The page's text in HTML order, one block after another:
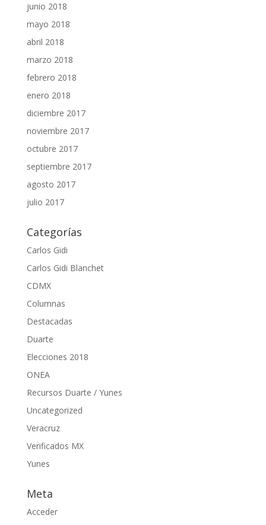
junio 2018
mayo 2018
abril 2018
marzo 2018
febrero 2018
enero 2018
diciembre 2017
noviembre 2017
octubre 2017
septiembre 2017
agosto 2017
julio 2017
Categorías
Carlos Gidi
Carlos Gidi Blanchet
CDMX
Columnas
Destacadas
Duarte
Elecciones 2018
ONEA
Recursos Duarte / Yunes
Uncategorized
Veracruz
Verificados MX
Yunes
Meta
Acceder